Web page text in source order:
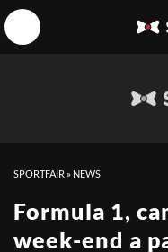
SPORTFAIR » NEWS
Formula 1,
week-end a